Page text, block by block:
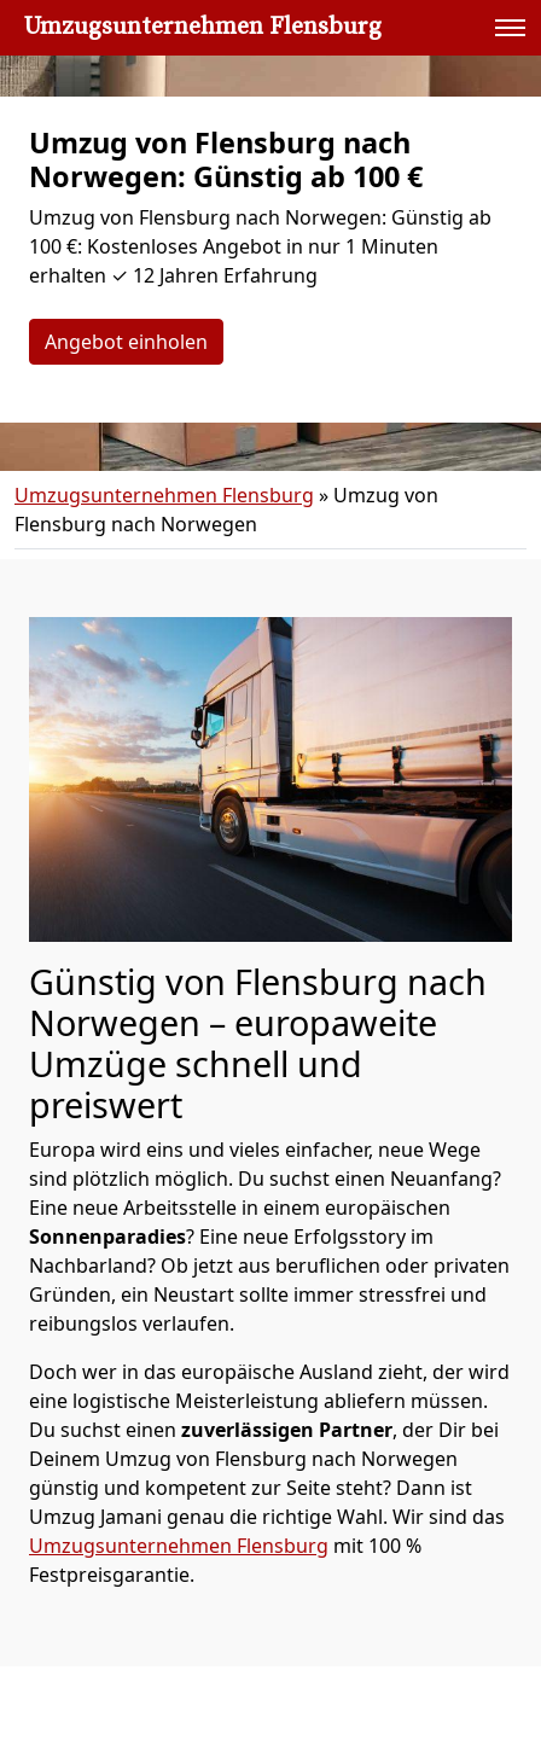
Umzugsunternehmen Flensburg
Umzug von Flensburg nach
Norwegen: Günstig ab 100 €
Umzug von Flensburg nach Norwegen: Günstig ab
100 €: Kostenloses Angebot in nur 1 Minuten
erhalten ✓ 12 Jahren Erfahrung
Angebot einholen
Umzugsunternehmen Flensburg » Umzug von
Flensburg nach Norwegen
Günstig von Flensburg nach
Norwegen – europaweite
Umzüge schnell und
preiswert
Europa wird eins und vieles einfacher, neue Wege
sind plötzlich möglich. Du suchst einen Neuanfang?
Eine neue Arbeitsstelle in einem europäischen
Sonnenparadies? Eine neue Erfolgsstory im
Nachbarland? Ob jetzt aus beruflichen oder privaten
Gründen, ein Neustart sollte immer stressfrei und
reibungslos verlaufen.
Doch wer in das europäische Ausland zieht, der wird
eine logistische Meisterleistung abliefern müssen.
Du suchst einen zuverlässigen Partner, der Dir bei
Deinem Umzug von Flensburg nach Norwegen
günstig und kompetent zur Seite steht? Dann ist
Umzug Jamani genau die richtige Wahl. Wir sind das
Umzugsunternehmen Flensburg mit 100 %
Festpreisgarantie.